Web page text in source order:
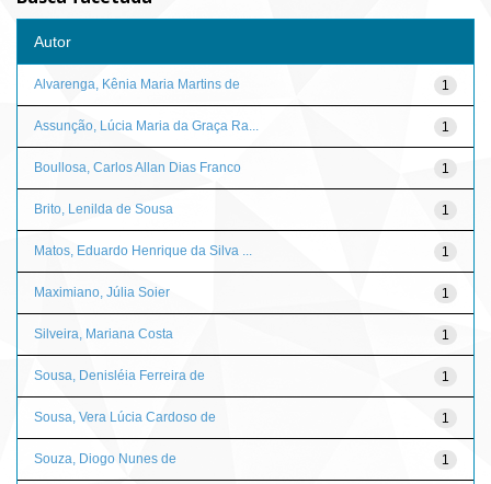
Autor
1
Alvarenga, Kênia Maria Martins de
1
Assunção, Lúcia Maria da Graça Ra...
1
Boullosa, Carlos Allan Dias Franco
1
Brito, Lenilda de Sousa
1
Matos, Eduardo Henrique da Silva ...
1
Maximiano, Júlia Soier
1
Silveira, Mariana Costa
1
Sousa, Denisléia Ferreira de
1
Sousa, Vera Lúcia Cardoso de
1
Souza, Diogo Nunes de